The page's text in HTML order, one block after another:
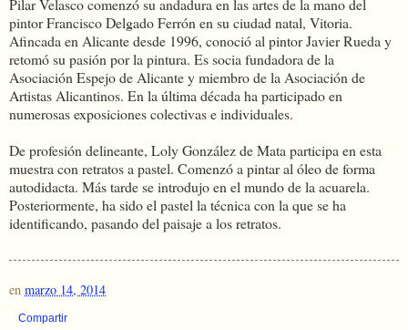
pintor Francisco Delgado Ferrón en su ciudad natal, Vitoria.
Afincada en Alicante desde 1996, conoció al pintor Javier Rueda y
retomó su pasión por la pintura. Es socia fundadora de la
Asociación Espejo de Alicante y miembro de la Asociación de
Artistas Alicantinos. En la última década ha participado en
numerosas exposiciones colectivas e individuales.
De profesión delineante, Loly González de Mata participa en esta
muestra con retratos a pastel. Comenzó a pintar al óleo de forma
autodidacta. Más tarde se introdujo en el mundo de la acuarela.
Posteriormente, ha sido el pastel la técnica con la que se ha
identificando, pasando del paisaje a los retratos.
en marzo 14, 2014
Compartir